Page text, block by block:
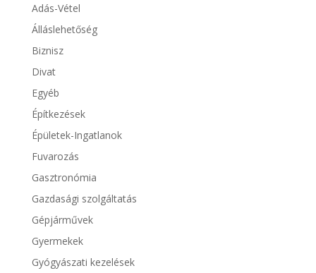
Adás-Vétel
Álláslehetőség
Biznisz
Divat
Egyéb
Építkezések
Épületek-Ingatlanok
Fuvarozás
Gasztronómia
Gazdasági szolgáltatás
Gépjárművek
Gyermekek
Gyógyászati kezelések